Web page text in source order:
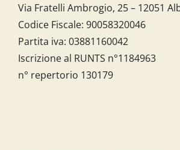
Via Fratelli Ambrogio, 25 – 12051
Codice Fiscale: 90058320046
Partita iva: 03881160042
Iscrizione al RUNTS n°1184963
n° repertorio 130179